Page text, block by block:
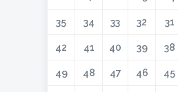
31
32
33
34
35
38
39
40
41
42
45
46
47
48
49